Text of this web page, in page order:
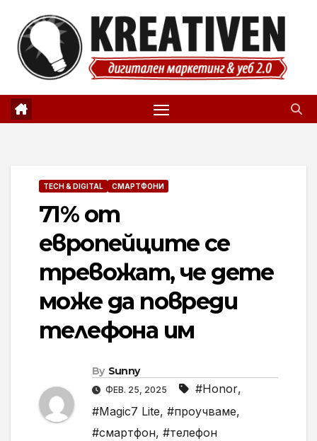
content
TECH & DIGITAL СМАРТФОНИ
71% от
европейците се
тревожат, че дете
може да повреди
телефона им
By Sunny
ФЕВ. 25, 2025 #Honor,
#Magic7 Lite, #проучваме,
#смартфон, #телефон